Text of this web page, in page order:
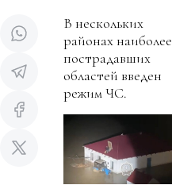
В нескольких
районах наиболее
пострадавших
областей введен
режим ЧС.